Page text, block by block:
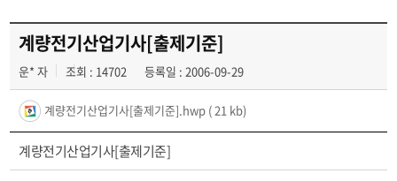
계량전기산업기사[출제기준]
운* 자 조회 : 14702 등록일 : 2006-09-29
계량전기산업기사[출제기준].hwp ( 21 kb)
계량전기산업기사[출제기준]